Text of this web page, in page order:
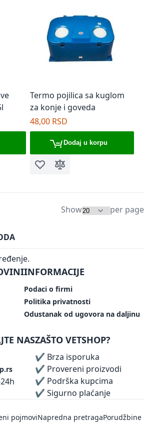
Termo pojilica sa kuglom
za konje i goveda
48,00 RSD
Dodaj u korpu
Dodaj u listu želja
Dodaj za poređenje
Show per page
INFORMACIJE
Podaci o firmi
Politika privatnosti
Odustanak od ugovora na daljinu
NASZAŠTO VETSHOP?
✔ Brza isporuka
✔ Provereni proizvodi
✔ Podrška kupcima
✔ Sigurno plaćanje
pojmoviNapredna pretragaPorudžbine